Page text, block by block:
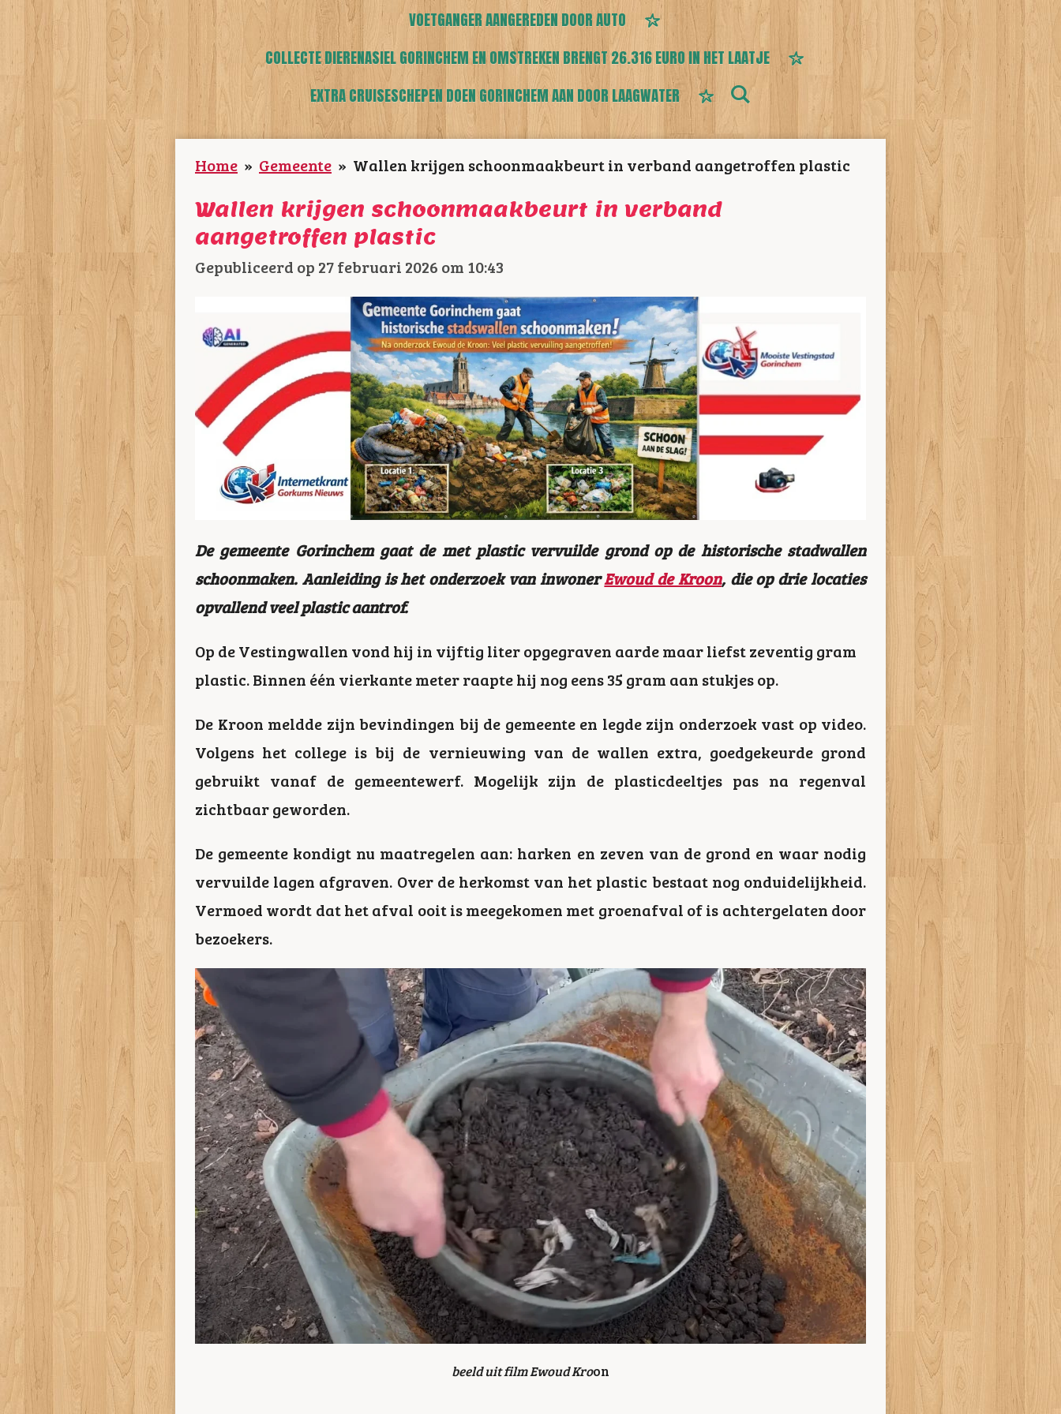
VOETGANGER AANGEREDEN DOOR AUTO
COLLECTE DIERENASIEL GORINCHEM EN OMSTREKEN BRENGT 26.316 EURO IN HET LAATJE
EXTRA CRUISESCHEPEN DOEN GORINCHEM AAN DOOR LAAGWATER
Home » Gemeente » Wallen krijgen schoonmaakbeurt in verband aangetroffen plastic
Wallen krijgen schoonmaakbeurt in verband
aangetroffen plastic
Gepubliceerd op 27 februari 2026 om 10:43
De gemeente Gorinchem gaat de met plastic vervuilde grond op de historische stadwallen
schoonmaken. Aanleiding is het onderzoek van inwonerEwoud de Kroon, die op drie locaties
opvallend veel plastic aantrof.
Op de Vestingwallen vond hij in vijftig liter opgegraven aarde maar liefst zeventig gram
plastic. Binnen één vierkante meter raapte hij nog eens 35 gram aan stukjes op.
De Kroon meldde zijn bevindingen bij de gemeente en legde zijn onderzoek vast op video.
Volgens het college is bij de vernieuwing van de wallen extra, goedgekeurde grond
gebruikt vanaf de gemeentewerf. Mogelijk zijn de plasticdeeltjes pas na regenval
zichtbaar geworden.
De gemeente kondigt nu maatregelen aan: harken en zeven van de grond en waar nodig
vervuilde lagen afgraven. Over de herkomst van het plastic bestaat nog onduidelijkheid.
Vermoed wordt dat het afval ooit is meegekomen met groenafval of is achtergelaten door
bezoekers.
beeld uit film Ewoud Kroon